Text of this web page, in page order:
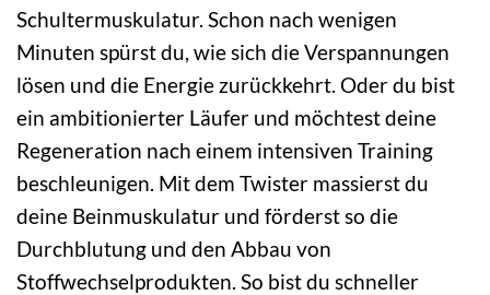
Schultermuskulatur. Schon nach wenigen
Minuten spürst du, wie sich die Verspannungen
lösen und die Energie zurückkehrt. Oder du bist
ein ambitionierter Läufer und möchtest deine
Regeneration nach einem intensiven Training
beschleunigen. Mit dem Twister massierst du
deine Beinmuskulatur und förderst so die
Durchblutung und den Abbau von
Stoffwechselprodukten. So bist du schneller